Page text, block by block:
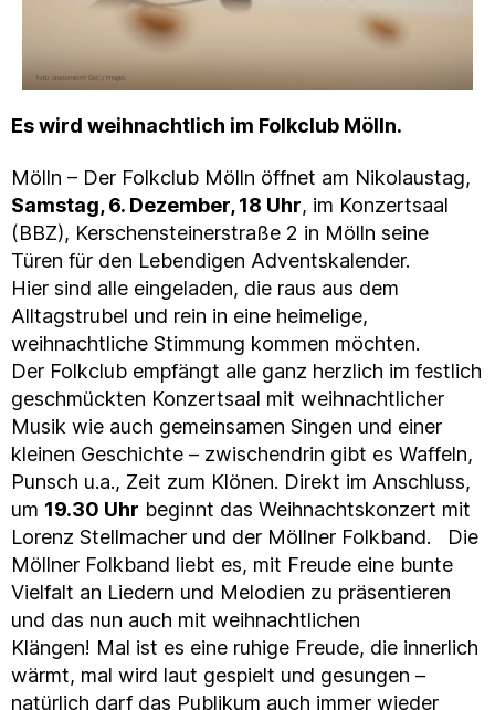
Es wird weihnachtlich im Folkclub Mölln.
Mölln – Der Folkclub Mölln öffnet am Nikolaustag,
Samstag, 6. Dezember, 18 Uhr, im Konzertsaal
(BBZ), Kerschensteinerstraße 2 in Mölln seine
Türen für den Lebendigen Adventskalender.
Hier sind alle eingeladen, die raus aus dem
Alltagstrubel und rein in eine heimelige,
weihnachtliche Stimmung kommen möchten.
Der Folkclub empfängt alle ganz herzlich im festlich
geschmückten Konzertsaal mit weihnachtlicher
Musik wie auch gemeinsamen Singen und einer
kleinen Geschichte – zwischendrin gibt es Waffeln,
Punsch u.a., Zeit zum Klönen. Direkt im Anschluss,
um 19.30 Uhr beginnt das Weihnachtskonzert mit
Lorenz Stellmacher und der Möllner Folkband. Die
Möllner Folkband liebt es, mit Freude eine bunte
Vielfalt an Liedern und Melodien zu präsentieren
und das nun auch mit weihnachtlichen
Klängen! Mal ist es eine ruhige Freude, die innerlich
wärmt, mal wird laut gespielt und gesungen –
natürlich darf das Publikum auch immer wieder